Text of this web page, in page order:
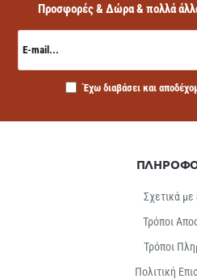
Προσφορές & Δώρα & πολλά
E-
mail...
Έχω διαβάσει και
Σχετικά με
Τρόποι
Τρόποι
Πολιτική